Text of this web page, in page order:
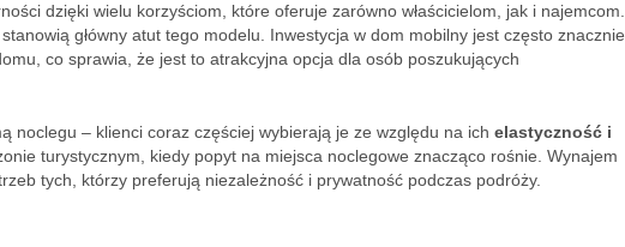
dzięki wielu korzyściom, które oferuje zarówno właścicielom, jak i najemcom.
stanowią główny atut tego modelu. Inwestycja w dom mobilny jest często znacznie
co sprawia, że jest to atrakcyjna opcja dla osób poszukujących
noclegu – klienci coraz częściej wybierają je ze względu na ich elastyczność i
turystycznym, kiedy popyt na miejsca noclegowe znacząco rośnie. Wynajem
tych, którzy preferują niezależność i prywatność podczas podróży.